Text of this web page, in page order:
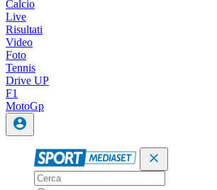
Calcio
Live
Risultati
Video
Foto
Tennis
Drive UP
F1
MotoGp